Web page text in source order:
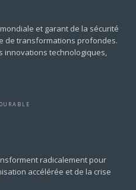
et garant de la sécurité
de transformations profondes.
innovations technologiques,
radicalement pour
accélérée et de la crise